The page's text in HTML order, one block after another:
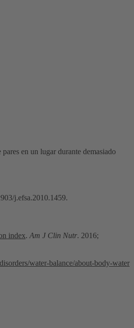
en un lugar durante demasiado
j.efsa.2010.1459.
index. Am J Clin Nutr. 2016;
water-balance/about-body-water